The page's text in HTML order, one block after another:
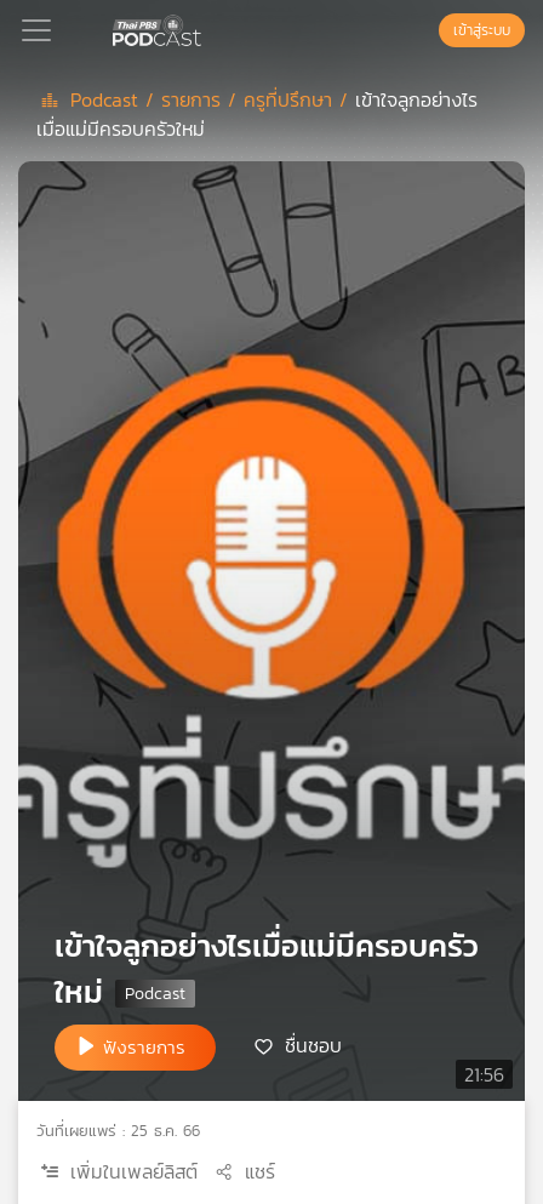
Podcast
เพล
สต์
แนะนำ
เพล
ย์
ลิ
สต์
กิจกรรม
ข่าย
วิทยุ
เข้าสู่ระบบ
Podcast / รายการ / ครูที่ปรึกษา / เข้าใจลูกอย่างไร
เมื่อแม่มีครอบครัวใหม่
21:56
เข้าใจลูกอย่างไรเมื่อแม่มีครอบครัว
ใหม่
ฟังรายการ ชื่นชอบ
วันที่เผยแพร่ : 25 ธ.ค. 66
เพิ่มในเพลย์ลิสต์ แชร์